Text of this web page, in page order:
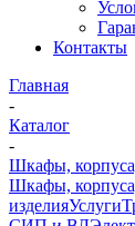
Контакты
Главная
-
Каталог
-
Шкафы,
Шкафы,
изделияУслуги